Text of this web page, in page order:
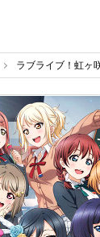
ラブライブ！虹ヶ咲